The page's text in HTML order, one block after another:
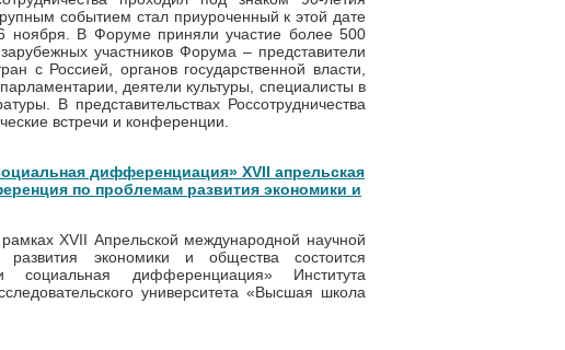
событием стал приуроченный к этой дате
В Форуме приняли участие более 500
участников Форума – представители
с Россией, органов государственной власти,
деятели культуры, специалисты в
В представительствах Россотрудничества
встречи и конференции.
дифференциация» XVII апрельская
по проблемам развития экономики и
XVII Апрельской международной научной
экономики и общества состоится
социальная дифференциация» Института
университета «Высшая школа